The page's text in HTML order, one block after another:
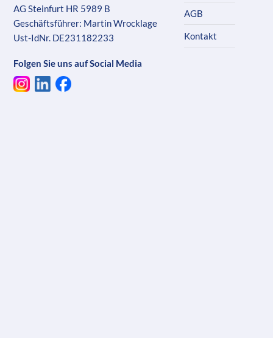
AG Steinfurt HR 5989 B
Geschäftsführer: Martin Wrocklage
Ust-IdNr. DE231182233
Folgen Sie uns auf Social Media
AGB
Kontakt